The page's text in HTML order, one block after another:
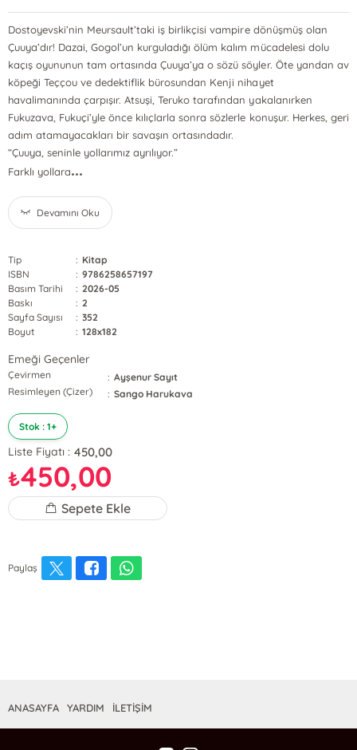
Dostoyevski’nin Meursault’taki iş birlikçisi vampire dönüşmüş olan
Çuuya’dır! Dazai, Gogol’un kurguladığı ölüm kalım mücadelesi dolu
kaçış oyununun tam ortasında Çuuya’ya o sözü söyler. Öte yandan av
köpeği Teççou ve dedektiflik bürosundan Kenji nihayet
havalimanında çarpışır. Atsuşi, Teruko tarafından yakalanırken
Fukuzava, Fukuçi’yle önce kılıçlarla sonra sözlerle konuşur. Herkes, geri
adım atamayacakları bir savaşın ortasındadır.
“Çuuya, seninle yollarımız ayrılıyor.”
Farklı yollara...
Devamını Oku
Tip : Kitap
ISBN
: 9786258657197
Basım Tarihi
: 2026-05
Baskı
: 2
Sayfa Sayısı
: 352
Boyut
: 128x182
Emeği Geçenler
Çevirmen : Ayşenur Sayıt
Resimleyen (Çizer)
: Sango Harukava
Stok : 1+
Liste Fiyatı : 450,00
₺450,00
Sepete Ekle
Paylaş
ANASAYFA YARDIM İLETİŞİM